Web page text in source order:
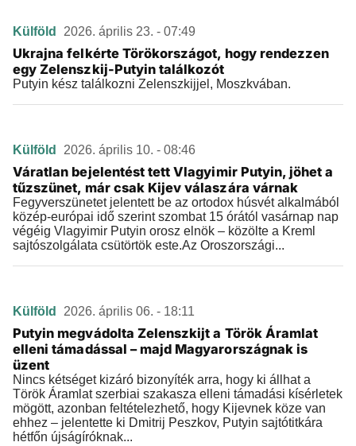
Külföld 2026. április 23. - 07:49
Ukrajna felkérte Törökországot, hogy rendezzen
egy Zelenszkij-Putyin találkozót
Putyin kész találkozni Zelenszkijjel, Moszkvában.
Külföld 2026. április 10. - 08:46
Váratlan bejelentést tett Vlagyimir Putyin, jöhet a
tűzszünet, már csak Kijev válaszára várnak
Fegyverszünetet jelentett be az ortodox húsvét alkalmából
közép-európai idő szerint szombat 15 órától vasárnap nap
végéig Vlagyimir Putyin orosz elnök – közölte a Kreml
sajtószolgálata csütörtök este.Az Oroszországi...
Külföld 2026. április 06. - 18:11
Putyin megvádolta Zelenszkijt a Török Áramlat
elleni támadással – majd Magyarországnak is
üzent
Nincs kétséget kizáró bizonyíték arra, hogy ki állhat a
Török Áramlat szerbiai szakasza elleni támadási kísérletek
mögött, azonban feltételezhető, hogy Kijevnek köze van
ehhez – jelentette ki Dmitrij Peszkov, Putyin sajtótitkára
hétfőn újságíróknak...